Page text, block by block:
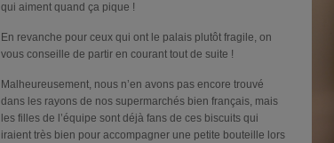
qui aiment quand ça pique !
En revanche pour ceux qui ont le palais plutôt fragile, on
vous conseille de partir en courant tout de suite !
Malheureusement, nous n’en avons pas encore trouvé
dans les rayons de nos supermarchés bien français, mais
les filles de l’équipe sont déjà fans de ces biscuits qui
iraient très bien pour accompagner une petite bouteille lors